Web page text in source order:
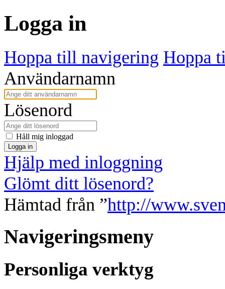
Logga in
Hoppa till navigering Hoppa
Användarnamn
Lösenord
Håll mig inloggad
Logga in
Hjälp med inloggning
Glömt ditt lösenord?
Hämtad från ”http://
Navigeringsmeny
Personliga verktyg